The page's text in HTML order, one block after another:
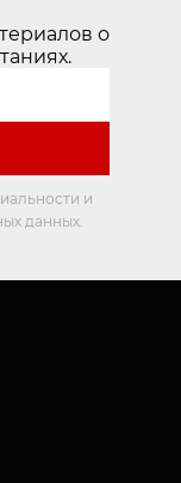
о
и
данных.